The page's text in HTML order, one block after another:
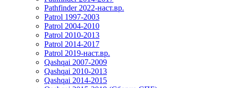
Pathfinder 2022-наст.вр.
Patrol 1997-2003
Patrol 2004-2010
Patrol 2010-2013
Patrol 2014-2017
Patrol 2019-наст.вр.
Qashqai 2007-2009
Qashqai 2010-2013
Qashqai 2014-2015